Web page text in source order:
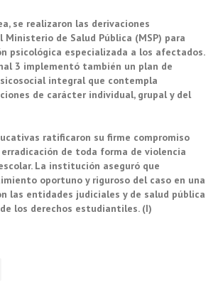
se realizaron las derivaciones
Ministerio de Salud Pública (MSP) para
psicológica especializada a los afectados.
3 implementó también un plan de
integral que contempla
de carácter individual, grupal y del
ratificaron su firme compromiso
de toda forma de violencia
La institución aseguró que
oportuno y riguroso del caso en una
las entidades judiciales y de salud pública
los derechos estudiantiles. (I)